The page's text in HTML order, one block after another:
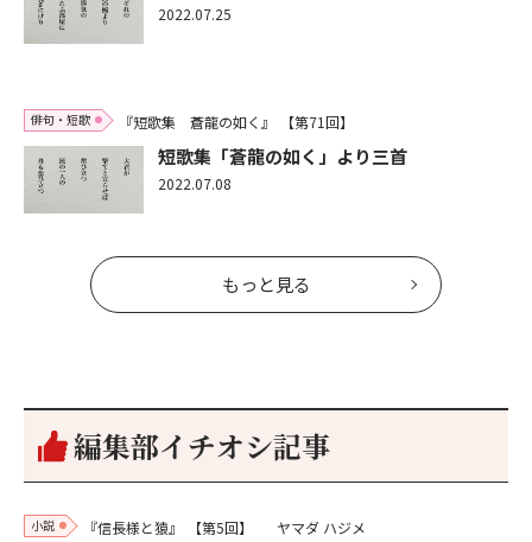
2022.07.25
俳句・短歌 『短歌集 蒼龍の如く』 【第71回】
短歌集「蒼龍の如く」より三首
2022.07.08
もっと見る
編集部イチオシ記事
小説 『信長様と猿』 【第5回】 ヤマダ ハジメ